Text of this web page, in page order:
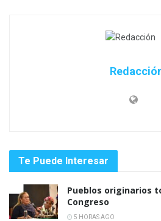
Te Puede Interesar
Pueblos originarios
Congreso
5 HORAS AGO